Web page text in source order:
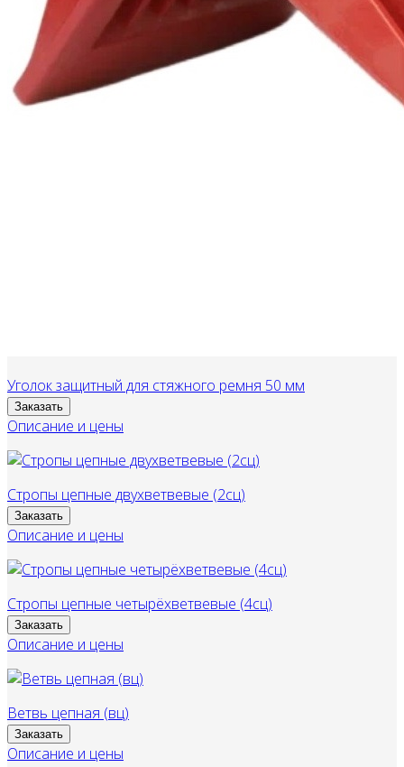
Уголок защитный для стяжного ремня 50 мм
Заказать
Описание и цены
Стропы цепные двухветвевые (2сц)
Заказать
Описание и цены
Стропы цепные четырёхветвевые (4сц)
Заказать
Описание и цены
Ветвь цепная (вц)
Заказать
Описание и цены